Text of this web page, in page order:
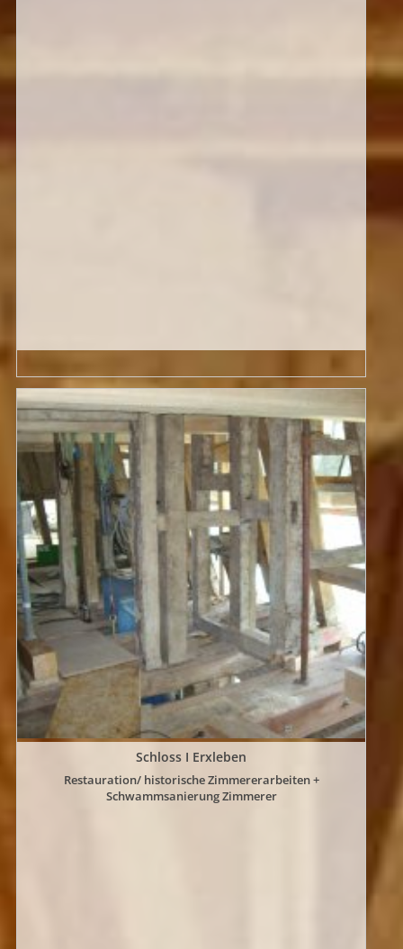
Schloss I Erxleben
Restauration/ historische Zimmererarbeiten +
Schwammsanierung Zimmerer